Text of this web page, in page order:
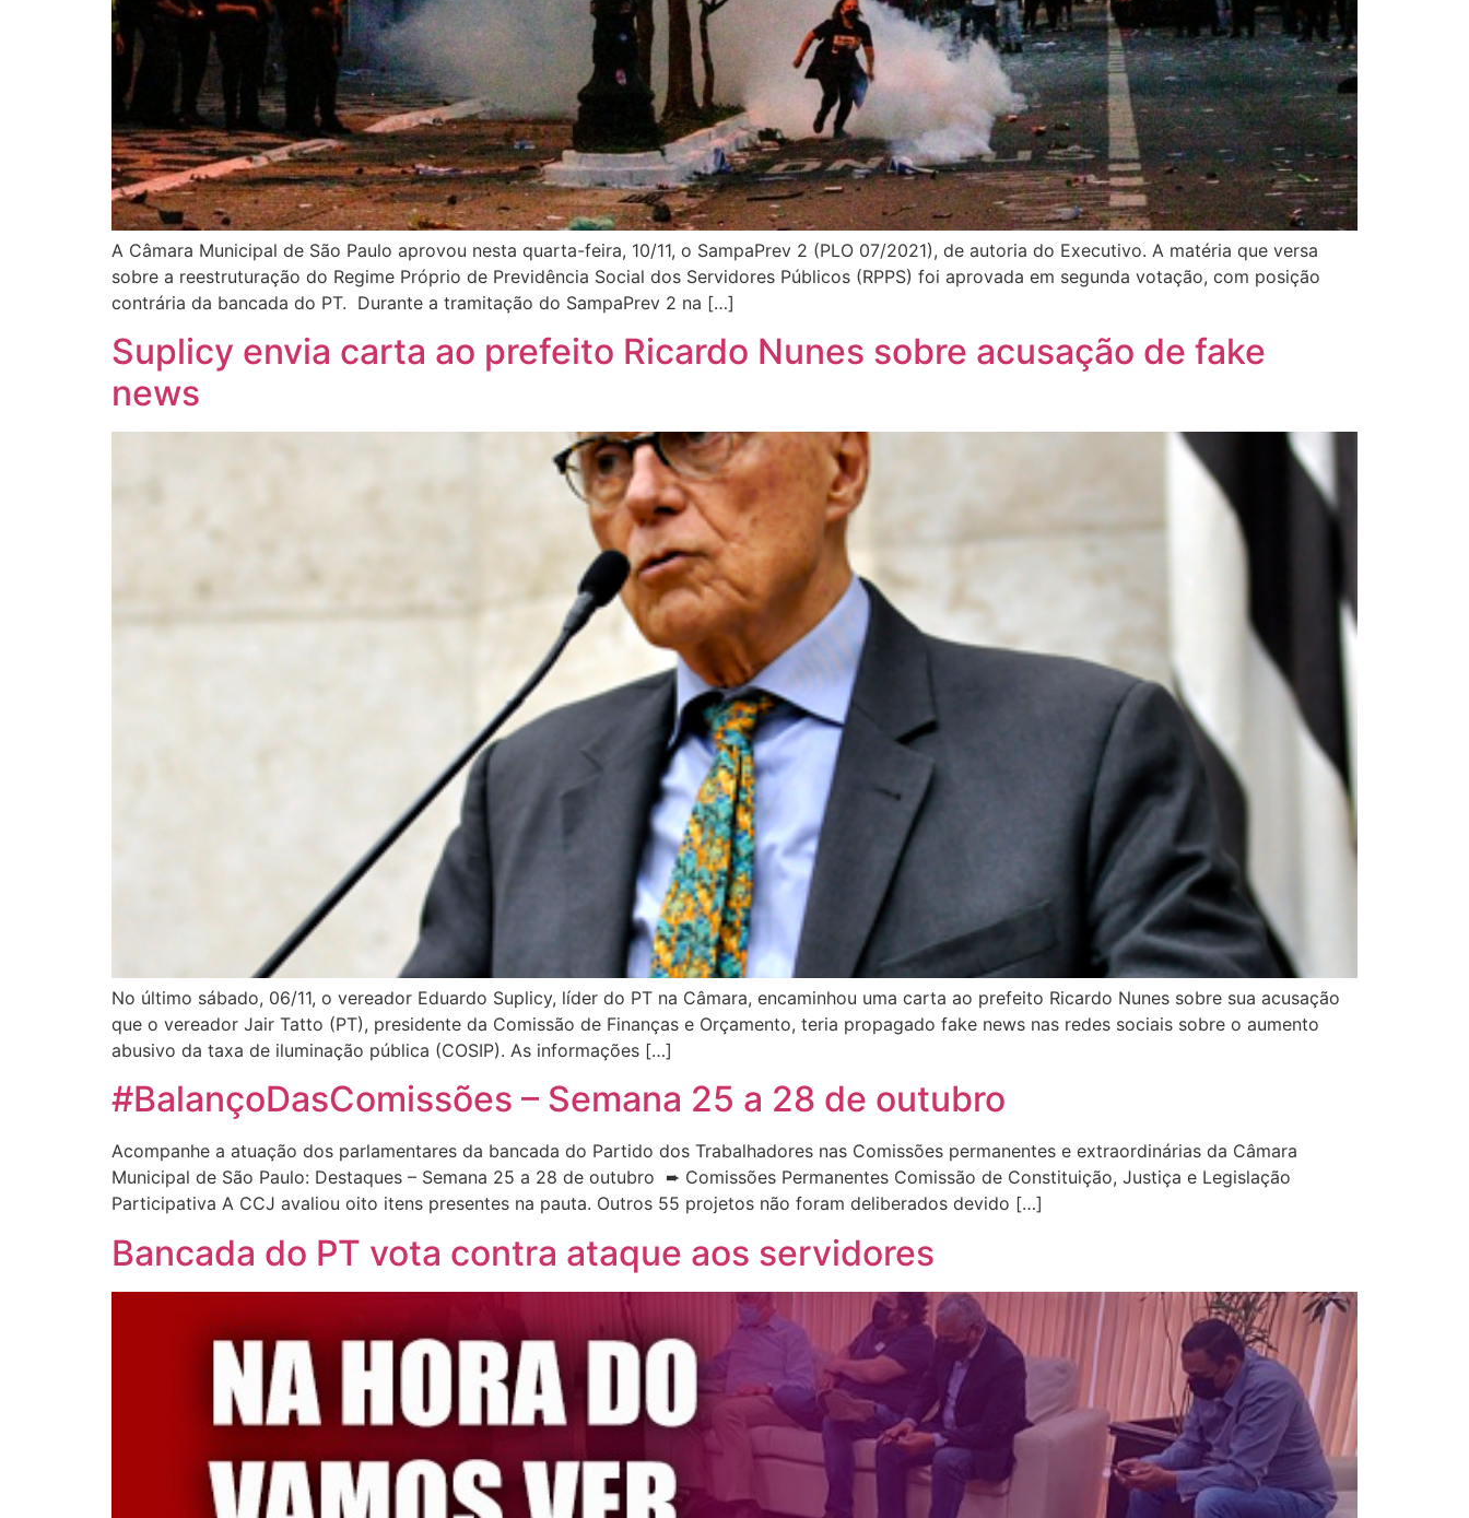
A Câmara Municipal de São Paulo aprovou nesta quarta-feira, 10/11, o SampaPrev 2 (PLO 07/2021), de autoria do Executivo. A matéria que versa
sobre a reestruturação do Regime Próprio de Previdência Social dos Servidores Públicos (RPPS) foi aprovada em segunda votação, com posição
contrária da bancada do PT. Durante a tramitação do SampaPrev 2 na […]
Suplicy envia carta ao prefeito Ricardo Nunes sobre acusação de fake
news
No último sábado, 06/11, o vereador Eduardo Suplicy, líder do PT na Câmara, encaminhou uma carta ao prefeito Ricardo Nunes sobre sua acusação
que o vereador Jair Tatto (PT), presidente da Comissão de Finanças e Orçamento, teria propagado fake news nas redes sociais sobre o aumento
abusivo da taxa de iluminação pública (COSIP). As informações […]
#BalançoDasComissões – Semana 25 a 28 de outubro
Acompanhe a atuação dos parlamentares da bancada do Partido dos Trabalhadores nas Comissões permanentes e extraordinárias da Câmara
Municipal de São Paulo: Destaques – Semana 25 a 28 de outubro ➨ Comissões Permanentes Comissão de Constituição, Justiça e Legislação
Participativa A CCJ avaliou oito itens presentes na pauta. Outros 55 projetos não foram deliberados devido […]
Bancada do PT vota contra ataque aos servidores